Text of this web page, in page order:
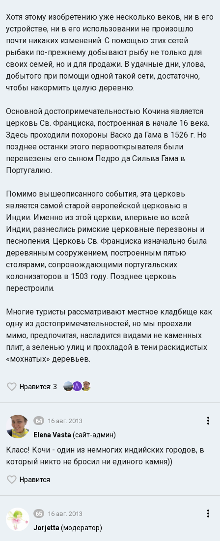
Хотя этому изобретению уже несколько веков, ни в его
устройстве, ни в его использовании не произошло
почти никаких изменений. С помощью этих сетей
рыбаки по-прежнему добывают рыбу не только для
своих семей, но и для продажи. В удачные дни, улова,
добытого при помощи одной такой сети, достаточно,
чтобы накормить целую деревню.
Основной достопримечательностью Кочина является
церковь Св. Франциска, построенная в начале 16 века.
Здесь проходили похороны Васко да Гама в 1526 г. Но
позднее останки этого первооткрывателя были
перевезены его сыном Педро да Сильва Гама в
Португалию.
Помимо вышеописанного события, эта церковь
является самой старой европейской церковью в
Индии. Именно из этой церкви, впервые во всей
Индии, разнеслись римские церковные перезвоны и
песнопения. Церковь Св. Франциска изначально была
деревянным сооружением, построенным пятью
столярами, сопровождающими португальских
колонизаторов в 1503 году. Позднее церковь
перестроили.
Многие туристы рассматривают местное кладбище как
одну из достопримечательностей, но мы проехали
мимо, предпочитая, насладится видами не каменных
плит, а зеленью улиц и прохладой в тени раскидистых
«мохнатых» деревьев.
Нравится: 3 A
64 16 авг. 2013
Elena Vasta (сайт-админ)
Класс! Кочи - один из немногих индийских городов, в
который никто не бросил ни единого камня))
Нравится
65 16 авг. 2013
Jorjetta (модератор)